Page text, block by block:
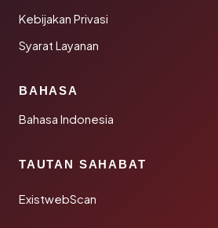
Kebijakan Privasi
Syarat Layanan
BAHASA
Bahasa Indonesia
TAUTAN SAHABAT
ExistwebScan